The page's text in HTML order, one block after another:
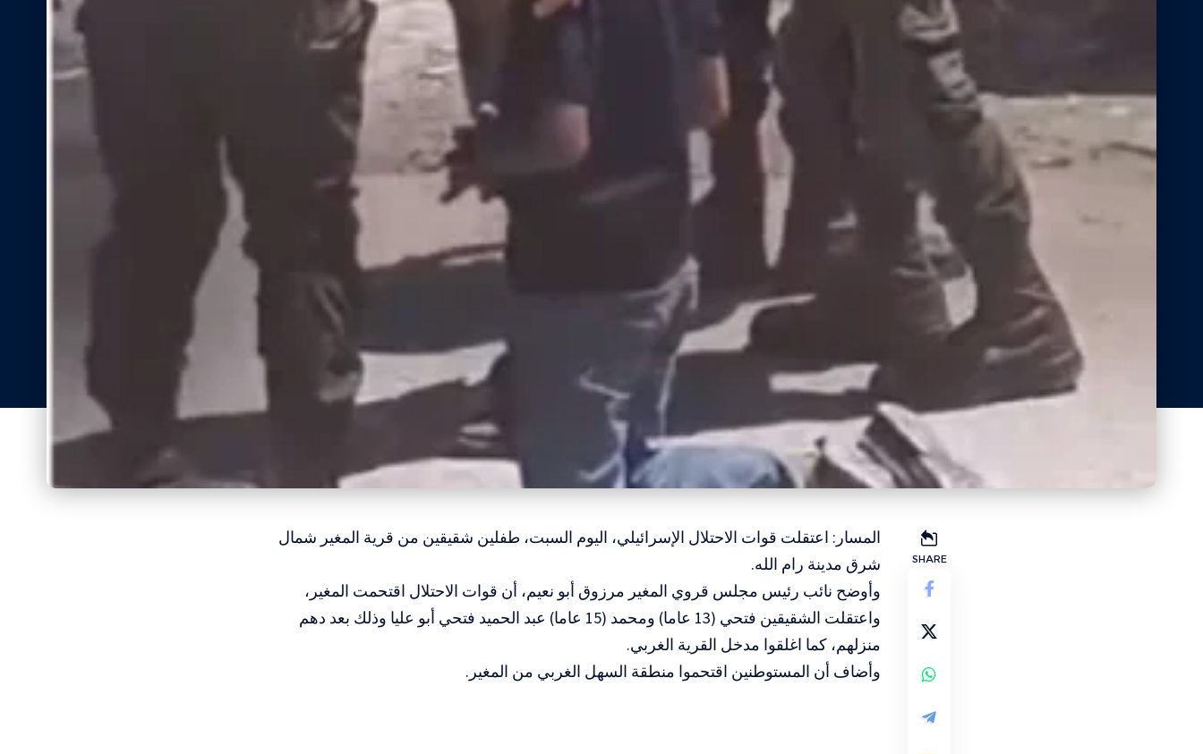
SHARE
المسار: اعتقلت قوات الاحتلال الإسرائيلي، اليوم السبت، طفلين شقيقين من قرية المغير شمال
شرق مدينة رام الله.
وأوضح نائب رئيس مجلس قروي المغير مرزوق أبو نعيم، أن قوات الاحتلال اقتحمت المغير،
واعتقلت الشقيقين فتحي (13 عاما) ومحمد (15 عاما) عبد الحميد فتحي أبو عليا وذلك بعد دهم
منزلهم، كما اغلقوا مدخل القرية الغربي.
وأضاف أن المستوطنين اقتحموا منطقة السهل الغربي من المغير.